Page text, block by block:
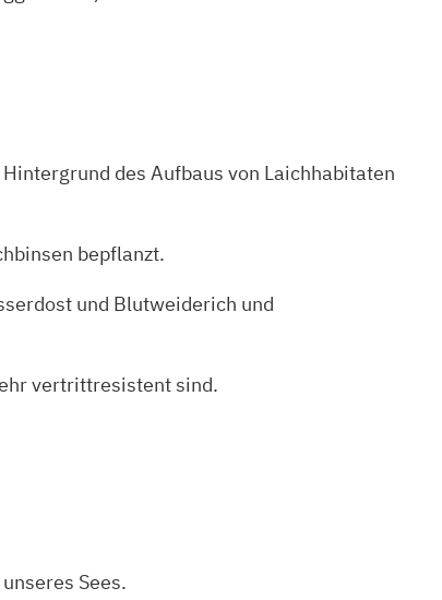
des Aufbaus von Laichhabitaten
bepflanzt.
und Blutweiderich und
vertrittresistent sind.
Sees.